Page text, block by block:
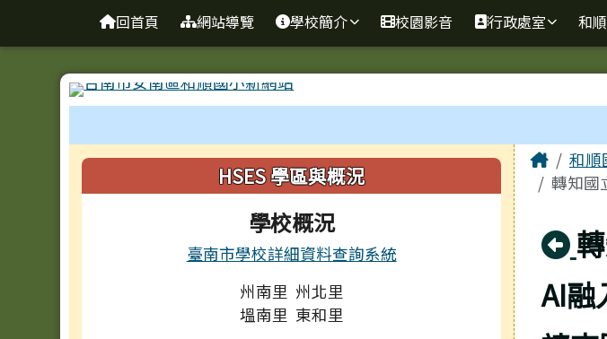
台南市和順國小新校網
回首頁 網站導覽 學校簡介 校園影音 行政處室 和
左邊區域內容HSES 學區與概況
學校概況
臺南市學校詳細資料查詢系統
州南里 州北里
塭南里 東和里
主內
Home
和順
轉知國
AI融
頁尾區域